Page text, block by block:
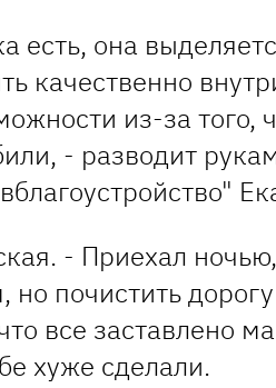
есть, она
качественно
из-за того,
- разводит
- Приехал
но почистить
все заставлено
хуже сделали.